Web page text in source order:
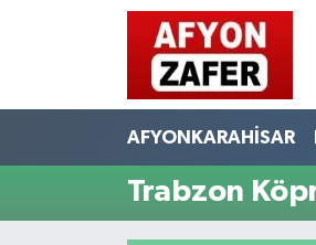
AFYONKARAHİSAR
Trabzon